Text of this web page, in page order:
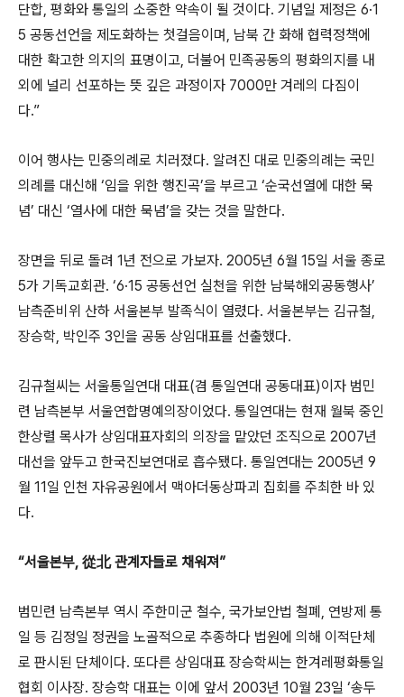
단합, 평화와 통일의 소중한 약속이 될 것이다. 기념일 제정은 6·1
5 공동선언을 제도화하는 첫걸음이며, 남북 간 화해 협력정책에
대한 확고한 의지의 표명이고, 더불어 민족공동의 평화의지를 내
외에 널리 선포하는 뜻 깊은 과정이자 7000만 겨레의 다짐이
다.”
이어 행사는 민중의례로 치러졌다. 알려진 대로 민중의례는 국민
의례를 대신해 ‘임을 위한 행진곡’을 부르고 ‘순국선열에 대한 묵
념’ 대신 ‘열사에 대한 묵념’을 갖는 것을 말한다.
장면을 뒤로 돌려 1년 전으로 가보자. 2005년 6월 15일 서울 종로
5가 기독교회관. ‘6·15 공동선언 실천을 위한 남북해외공동행사’
남측준비위 산하 서울본부 발족식이 열렸다. 서울본부는 김규철,
장승학, 박인주 3인을 공동 상임대표를 선출했다.
김규철씨는 서울통일연대 대표(겸 통일연대 공동대표)이자 범민
련 남측본부 서울연합명예의장이었다. 통일연대는 현재 월북 중인
한상렬 목사가 상임대표자회의 의장을 맡았던 조직으로 2007년
대선을 앞두고 한국진보연대로 흡수됐다. 통일연대는 2005년 9
월 11일 인천 자유공원에서 맥아더동상파괴 집회를 주최한 바 있
다.
“서울본부, 從北 관계자들로 채워져”
범민련 남측본부 역시 주한미군 철수, 국가보안법 철폐, 연방제 통
일 등 김정일 정권을 노골적으로 추종하다 법원에 의해 이적단체
로 판시된 단체이다. 또다른 상임대표 장승학씨는 한겨레평화통일
협회 이사장. 장승학 대표는 이에 앞서 2003년 10월 23일 ‘송두